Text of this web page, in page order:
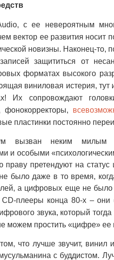
с ее невероятным
вектор ее развития носит
новизны. Наконец-то,
защититься от
форматах высокого
виниловая истерия,
Их сопровождают
фонокорректоры,
пластинки постоянно
вызван неким милым
и особыми
претендуют на
было даже в то время,
а цифровых еще не
плееры конца 80-х –они
звука, который
можем простить «цифре»
что лучше звучит,
с буддистом.